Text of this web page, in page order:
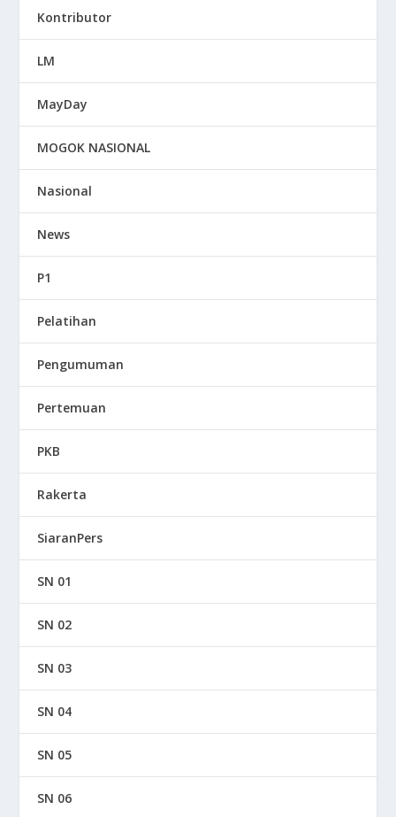
Kontributor
LM
MayDay
MOGOK NASIONAL
Nasional
News
P1
Pelatihan
Pengumuman
Pertemuan
PKB
Rakerta
SiaranPers
SN 01
SN 02
SN 03
SN 04
SN 05
SN 06